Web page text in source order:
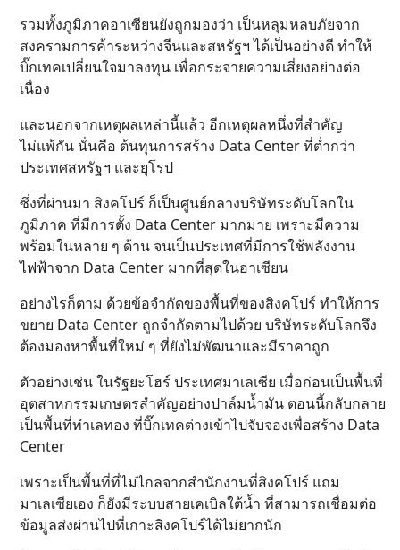
รวมทั้งภูมิภาคอาเซียนยังถูกมองว่า เป็นหลุมหลบภัยจาก
สงครามการค้าระหว่างจีนและสหรัฐฯ ได้เป็นอย่างดี ทำให้
บิ๊กเทคเปลี่ยนใจมาลงทุน เพื่อกระจายความเสี่ยงอย่างต่อ
เนื่อง
และนอกจากเหตุผลเหล่านี้แล้ว อีกเหตุผลหนึ่งที่สำคัญ
ไม่แพ้กัน นั่นคือ ต้นทุนการสร้าง Data Center ที่ต่ำกว่า
ประเทศสหรัฐฯ และยุโรป
ซึ่งที่ผ่านมา สิงคโปร์ ก็เป็นศูนย์กลางบริษัทระดับโลกใน
ภูมิภาค ที่มีการตั้ง Data Center มากมาย เพราะมีความ
พร้อมในหลาย ๆ ด้าน จนเป็นประเทศที่มีการใช้พลังงาน
ไฟฟ้าจาก Data Center มากที่สุดในอาเซียน
อย่างไรก็ตาม ด้วยข้อจำกัดของพื้นที่ของสิงคโปร์ ทำให้การ
ขยาย Data Center ถูกจำกัดตามไปด้วย บริษัทระดับโลกจึง
ต้องมองหาพื้นที่ใหม่ ๆ ที่ยังไม่พัฒนาและมีราคาถูก
ตัวอย่างเช่น ในรัฐยะโฮร์ ประเทศมาเลเซีย เมื่อก่อนเป็นพื้นที่
อุตสาหกรรมเกษตรสำคัญอย่างปาล์มน้ำมัน ตอนนี้กลับกลาย
เป็นพื้นที่ทำเลทอง ที่บิ๊กเทคต่างเข้าไปจับจองเพื่อสร้าง Data
Center
เพราะเป็นพื้นที่ที่ไม่ไกลจากสำนักงานที่สิงคโปร์ แถม
มาเลเซียเอง ก็ยังมีระบบสายเคเบิลใต้น้ำ ที่สามารถเชื่อมต่อ
ข้อมูลส่งผ่านไปที่เกาะสิงคโปร์ได้ไม่ยากนัก